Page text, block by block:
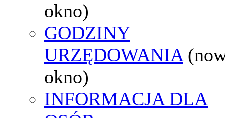
okno)
GODZINY
URZĘDOWANIA
okno)
INFORMACJA DLA